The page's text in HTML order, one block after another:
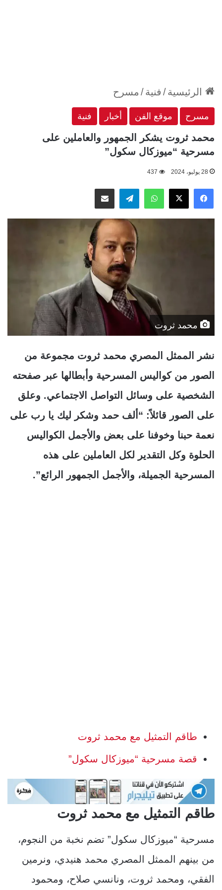
الرئيسية/ فنية/ مسرح
مسرح موقع الفن أخبار فنية
محمد ثروت يشكر الجمهور والعاملين على
مسرحية “ميوزكال سكول”
28 يوليو، 2024 437
فيسبوك
‫X واتسابتيلقراممشاركة عبر البريد
محمد ثروت
نشر الممثل المصري محمد ثروت مجموعة من
الصور من كواليس المسرحية وأبطالها عبر صفحته
الشخصية على وسائل التواصل الاجتماعي. وعلق
على الصور قائلاً: “ألف حمد وشكر ليك يا رب على
نعمة حبنا وخوفنا على بعض والأجمل الكواليس
الحلوة وكل التقدير لكل العاملين على هذه
المسرحية الجميلة، والأجمل الجمهور الرائع”.
طاقم التمثيل مع محمد ثروت
قصة مسرحية “ميوزكال سكول”
طاقم التمثيل مع محمد ثروت
مسرحية “ميوزكال سكول” تضم نخبة من النجوم،
من بينهم الممثل المصري محمد هنيدي، ونرمين
الفقي، ومحمد ثروت، ونانسي صلاح، ومحمود